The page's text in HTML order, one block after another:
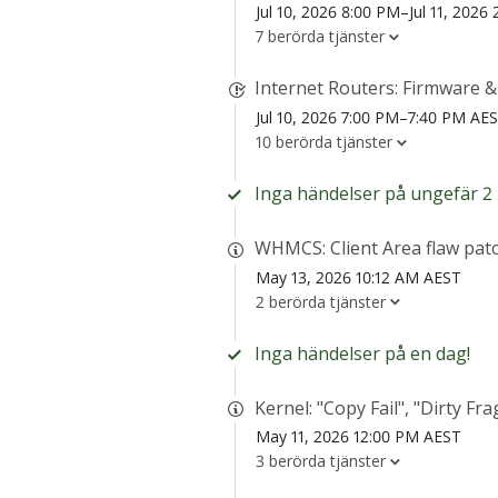
Jul 10, 2026 8:00 PM–Jul 11, 2026
7 berörda tjänster
Internet Routers: Firmware
Jul 10, 2026 7:00 PM–7:40 PM
10 berörda tjänster
Inga händelser på ungefär 2
WHMCS: Client Area flaw
May 13, 2026 10:12 AM AEST
2 berörda tjänster
Inga händelser på en dag!
Kernel: "Copy Fail", "Dirty
May 11, 2026 12:00 PM AEST
3 berörda tjänster